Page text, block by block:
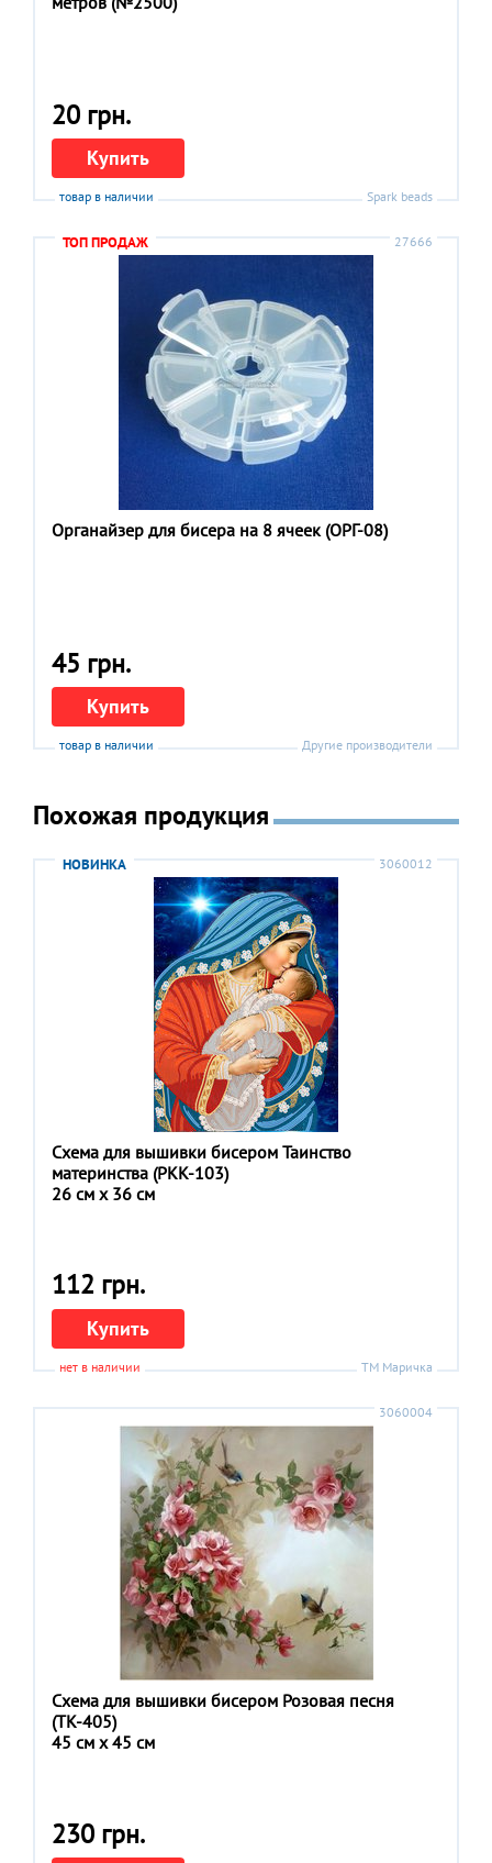
20 грн.
Купить
товар в наличии Spark beads
ТОП ПРОДАЖ 27666
Органайзер для бисера на 8 ячеек (ОРГ-08)
45 грн.
Купить
товар в наличии Другие производители
Похожая продукция
НОВИНКА 3060012
Схема для вышивки бисером Таинство
материнства (РКК-103)
26 см x 36 см
112 грн.
Купить
нет в наличии ТМ Маричка
3060004
Схема для вышивки бисером Розовая песня
(ТК-405)
45 см x 45 см
230 грн.